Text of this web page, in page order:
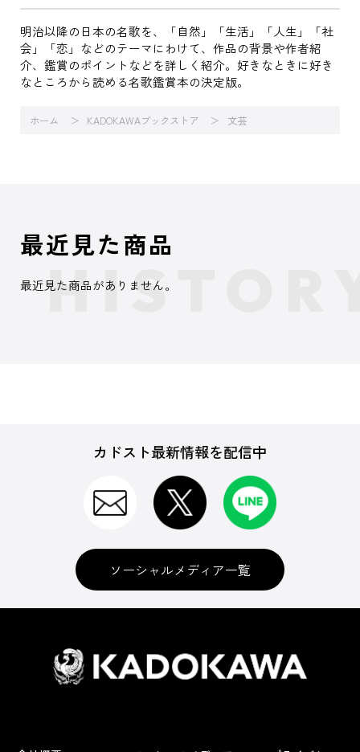
明治以降の日本の名歌を、「自然」「生活」「人生」「社
会」「恋」などのテーマにわけて、作品の背景や作者紹
介、鑑賞のポイントなどを詳しく紹介。好きなときに好き
なところから読める名歌鑑賞本の決定版。
ホーム KADOKAWAブックストア 文芸
最近見た商品
最近見た商品がありません。
カドスト最新情報を配信中
ソーシャルメディア一覧